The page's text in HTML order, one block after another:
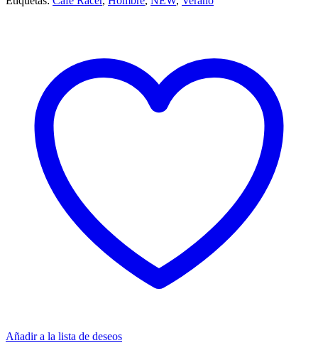
Añadir a la lista de deseos